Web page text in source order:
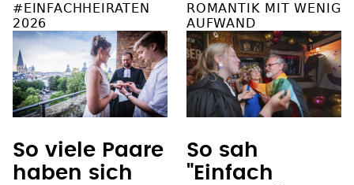
#EINFACHHEIRATEN
2026
So viele Paare
haben sich
ROMANTIK MIT WENIG
AUFWAND
So sah
"Einfach